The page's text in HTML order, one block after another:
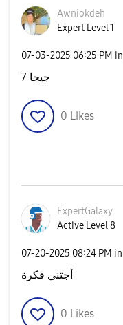
Awniokdeh
Expert Level 1
‎07-03-2025 06:25 PM in
7 جيجا
0 Likes
ExpertGalaxy
Active Level 8
‎07-20-2025 08:24 PM in
أجتني فكرة
0 Likes